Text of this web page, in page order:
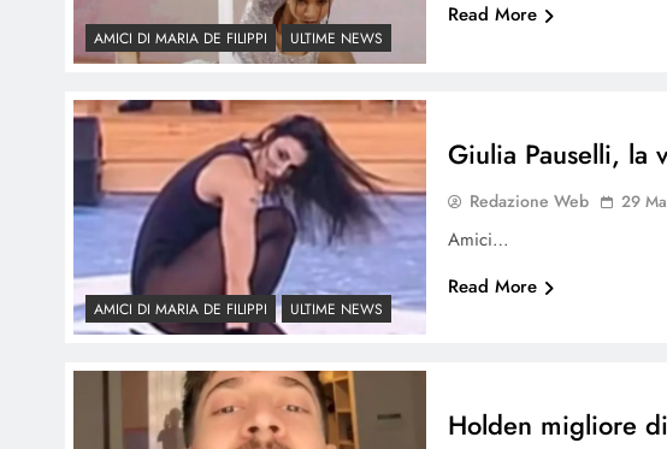
AMICI DI MARIA DE FILIPPI ULTIME NEWS
Read More
AMICI DI MARIA DE FILIPPI ULTIME NEWS
Giulia Pauselli, la
Redazione Web 29
Amici…
Read More
Holden migliore